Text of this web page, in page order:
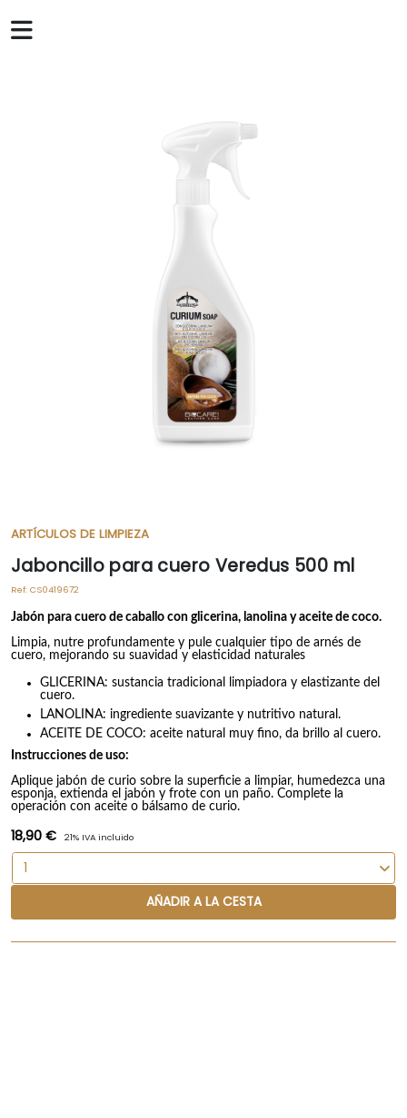
ARTÍCULOS DE LIMPIEZA
Jaboncillo para cuero Veredus 500 ml
Ref: CS0419672
Jabón para cuero de caballo con glicerina, lanolina y aceite de coco.
Limpia, nutre profundamente y pule cualquier tipo de arnés de
cuero, mejorando su suavidad y elasticidad naturales
GLICERINA: sustancia tradicional limpiadora y elastizante del
cuero.
LANOLINA: ingrediente suavizante y nutritivo natural.
ACEITE DE COCO: aceite natural muy fino, da brillo al cuero.
Instrucciones de uso:
Aplique jabón de curio sobre la superficie a limpiar, humedezca una
esponja, extienda el jabón y frote con un paño. Complete la
operación con aceite o bálsamo de curio.
18,90 € 21% IVA incluido
AÑADIR A LA CESTA